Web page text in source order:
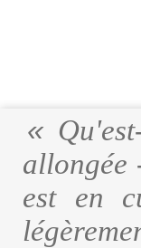
allongée
est en